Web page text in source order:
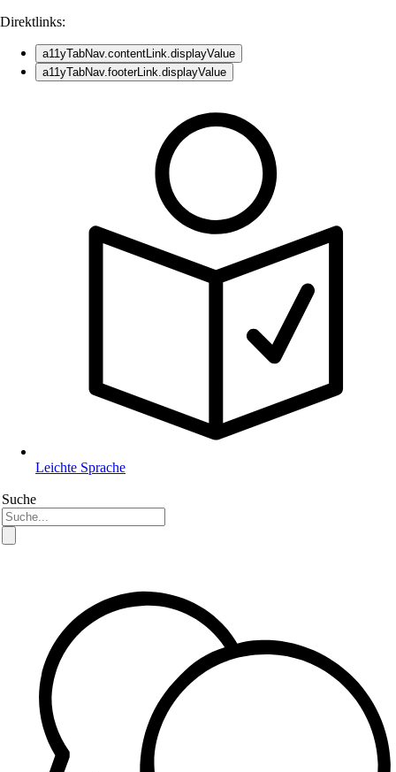
Direktlinks:
a11yTabNav.contentLink.displayValue
a11yTabNav.footerLink.displayValue
Leichte Sprache
Suche